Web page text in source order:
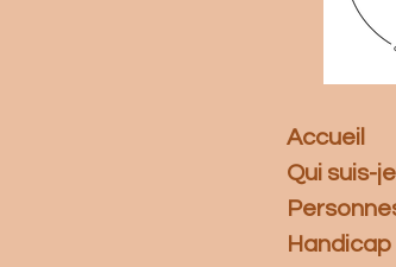
Accueil
Qui suis-
Handicap